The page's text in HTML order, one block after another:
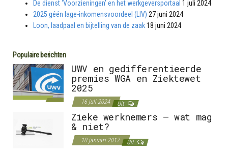
De dienst ‘Voorzieningen’ en het werkgeversportaal 1 juli 2024
2025 géén lage-inkomensvoordeel (LIV) 27 juni 2024
Loon, laadpaal en bijtelling van de zaak18 juni 2024
Populaire berichten
UWV en gedifferentieerde
premies WGA en Ziektewet
2025
16 juli 2024 Uit
Zieke werknemers – wat mag
& niet?
10 januari 2017 Uit